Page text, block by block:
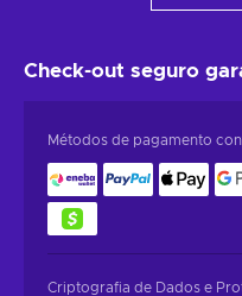
Check-out seguro
Métodos de pagamento
Criptografia de Dados e